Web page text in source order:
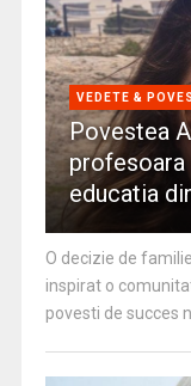
VEDETE &
Povestea
profesoara
educatia
O decizie de
inspirat o
povesti de succes